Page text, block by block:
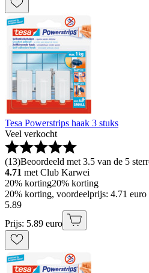
Tesa Powerstrips haak 3 stuks
Veel verkocht
(13)Beoordeeld met 3.5 van de 5
4.71 met Club Karwei
20% korting20% korting
20% korting, voordeelprijs: 4.71
5.89
Prijs: 5.89 euro